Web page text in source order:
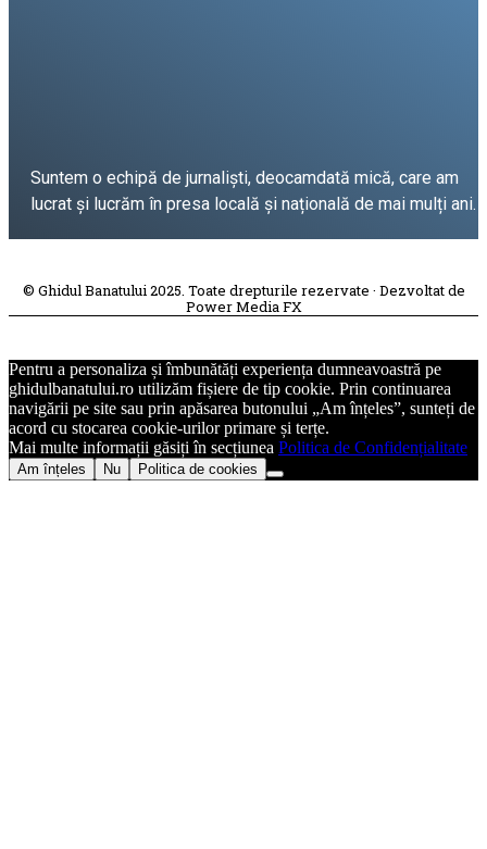
Suntem o echipă de jurnaliști, deocamdată mică, care am
lucrat și lucrăm în presa locală și națională de mai mulți ani.
© Ghidul Banatului 2025. Toate drepturile rezervate · Dezvoltat de
Power Media FX
Pentru a personaliza și îmbunătăți experiența dumneavoastră pe
ghidulbanatului.ro utilizăm fișiere de tip cookie. Prin continuarea
navigării pe site sau prin apăsarea butonului „Am înțeles”, sunteți de
acord cu stocarea cookie-urilor primare și terțe.
Mai multe informații găsiți în secțiunea Politica de Confidențialitate
Am înțeles Nu Politica de cookies